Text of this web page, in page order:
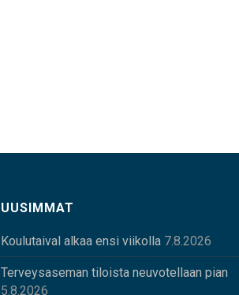
UUSIMMAT
Koulutaival alkaa ensi viikolla 7.8.2026
Terveysaseman tiloista neuvotellaan pian
5.8.2026